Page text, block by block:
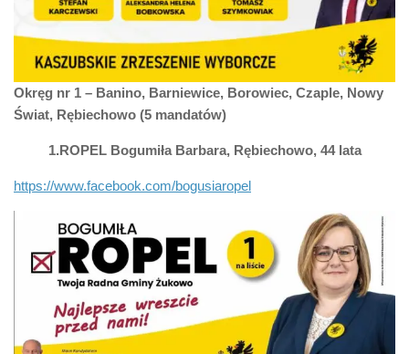
Okręg nr 1 – Banino, Barniewice, Borowiec, Czaple, Nowy
Świat, Rębiechowo (5 mandatów)
1.ROPEL Bogumiła Barbara, Rębiechowo, 44 lata
https://www.facebook.com/bogusiaropel